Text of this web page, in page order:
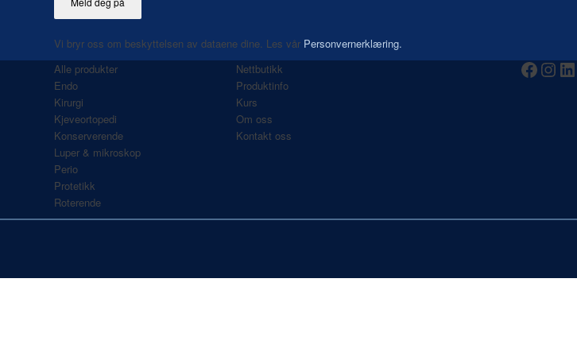
Vi bryr oss om beskyttelsen av dataene dine. Les vår Personvernerklæring.
Alle produkter
Endo
Kirurgi
Kjeveortopedi
Konserverende
Luper & mikroskop
Perio
Protetikk
Roterende
Nettbutikk
Produktinfo
Kurs
Om oss
Kontakt oss